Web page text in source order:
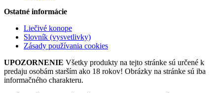
Ostatné informácie
Liečivé konope
Slovník (vysvetlivky)
Zásady používania cookies
UPOZORNENIE Všetky produkty na tejto stránke sú určené k
predaju osobám starším ako 18 rokov! Obrázky na stránke sú iba
informačného charakteru.